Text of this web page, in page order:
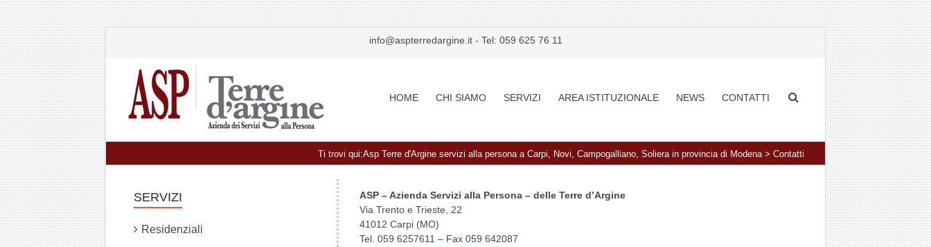
info@aspterredargine.it- Tel: 059 625 76 11
HOME CHI SIAMO SERVIZI AREA ISTITUZIONALE NEWS CONTATTI
Ti trovi qui:Asp Terre d'Argine servizi alla persona a Carpi, Novi, Campogalliano, Soliera in provincia di Modena> Contatti
ASP – Azienda Servizi alla Persona – delle Terre d’Argine
Via Trento e Trieste, 22
41012 Carpi (MO)
Tel. 059 6257611 – Fax 059 642087
SERVIZI
Residenziali